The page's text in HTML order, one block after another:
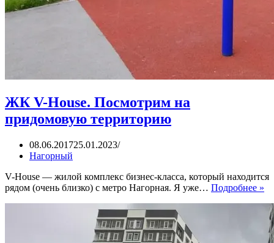
ЖК V-House. Посмотрим на
придомовую территорию
08.06.201725.01.2023
Нагорный
V-House — жилой комплекс бизнес-класса, который находится
рядом (очень близко) с метро Нагорная. Я уже… Подробнее »
на